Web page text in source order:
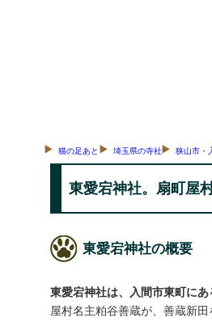
猫の足あと 埼玉県の寺社 狭山市・
東愛宕神社。扇町屋
東愛宕神社の概要
東愛宕神社は、入間市東町に
屋村名主粕谷善蔵が、善蔵新